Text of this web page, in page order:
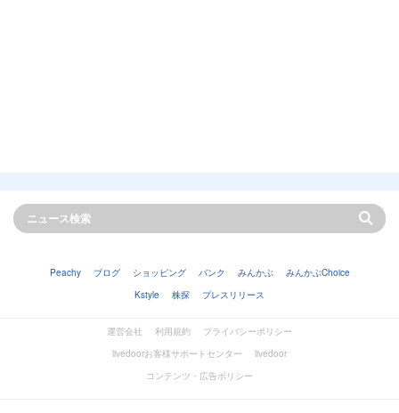
Peachy ブログ ショッピング バンク みんかぶ
みんかぶChoice
Kstyle
株探 プレスリリース
運営会社 利用規約
プライバシーポリシー
livedoorお客様サポートセンター
livedoor
コンテンツ・広告ポリシー